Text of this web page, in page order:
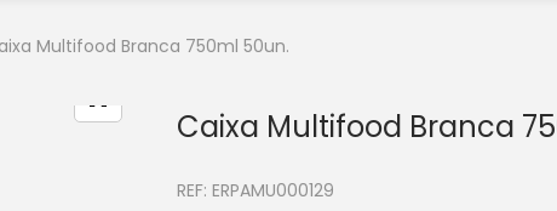
Multifood Branca 750ml 50un.
Caixa Multifood Branca
REF: ERPAMU000129